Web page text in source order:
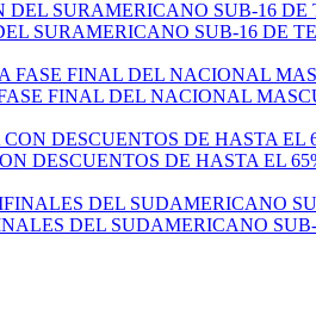
SURAMERICANO SUB-16 DE
FINAL DEL NACIONAL
DESCUENTOS DE HASTA EL
DEL SUDAMERICANO